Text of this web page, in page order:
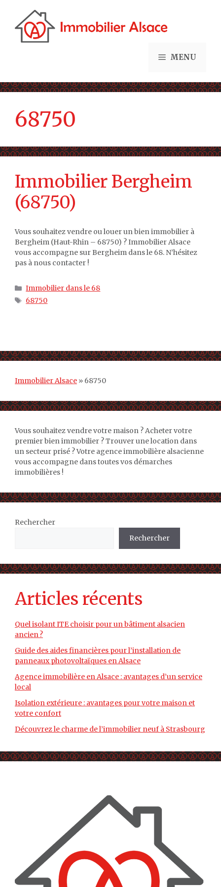
contenu
MENU
68750
Immobilier Bergheim
(68750)
Vous souhaitez vendre ou louer un bien immobilier à
Bergheim (Haut-Rhin – 68750) ? Immobilier Alsace
vous accompagne sur Bergheim dans le 68. N’hésitez
pas à nous contacter !
Catégories
Immobilier dans le 68
Étiquettes
68750
Immobilier Alsace » 68750
Vous souhaitez vendre votre maison ? Acheter votre
premier bien immobilier ? Trouver une location dans
un secteur prisé ? Votre agence immobilière alsacienne
vous accompagne dans toutes vos démarches
immobilières !
Rechercher
Rechercher
Articles récents
Quel isolant ITE choisir pour un bâtiment alsacien
ancien ?
Guide des aides financières pour l’installation de
panneaux photovoltaïques en Alsace
Agence immobilière en Alsace : avantages d’un service
local
Isolation extérieure : avantages pour votre maison et
votre confort
Découvrez le charme de l’immobilier neuf à Strasbourg